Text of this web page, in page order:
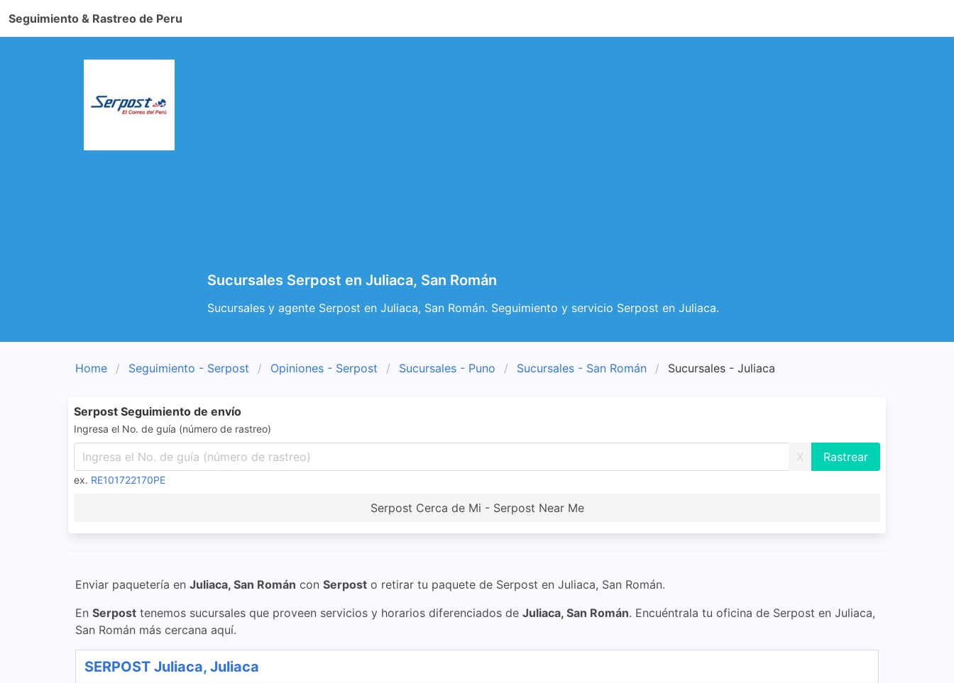
Seguimiento & Rastreo de Peru
Sucursales Serpost en Juliaca, San Román
Sucursales y agente Serpost en Juliaca, San Román. Seguimiento y servicio Serpost en Juliaca.
Home Seguimiento - Serpost Opiniones - Serpost Sucursales - Puno Sucursales - San Román Sucursales - Juliaca
Serpost Seguimiento de envío
Ingresa el No. de guía (número de rastreo)
X
ex. RE101722170PE
Serpost Cerca de Mi - Serpost Near Me
Enviar paquetería en Juliaca, San Román con Serpost o retirar tu paquete de Serpost en Juliaca, San Román.
En Serpost tenemos sucursales que proveen servicios y horarios diferenciados de Juliaca, San Román. Encuéntrala tu oficina de Serpost en Juliaca,
San Román más cercana aquí.
SERPOST Juliaca, Juliaca